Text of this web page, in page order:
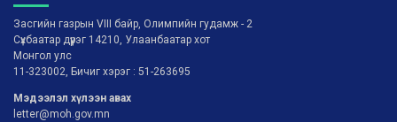
Засгийн газрын VIII байр, Олимпийн гудамж - 2
Сүхбаатар дүүрэг 14210, Улаанбаатар хот
Монгол улс
11-323002, Бичиг хэрэг : 51-263695
Мэдээлэл хүлээн авах
letter@moh.gov.mn